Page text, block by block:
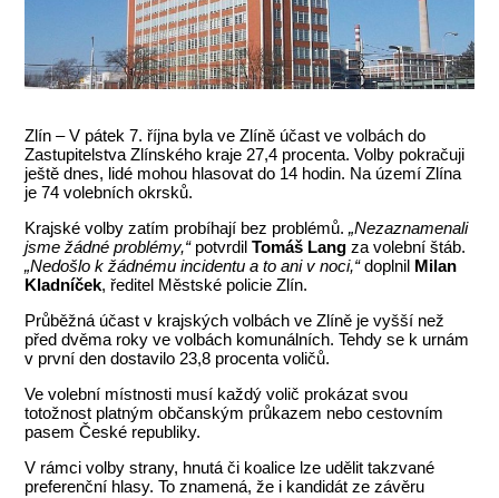
Zlín – V pátek 7. října byla ve Zlíně účast ve volbách do
Zastupitelstva Zlínského kraje 27,4 procenta. Volby pokračuji
ještě dnes, lidé mohou hlasovat do 14 hodin. Na území Zlína
je 74 volebních okrsků.
Krajské volby zatím probíhají bez problémů.„Nezaznamenali
jsme žádné problémy,“potvrdilTomáš Lang za volební štáb.
„Nedošlo k žádnému incidentu a to ani v noci,“doplnil Milan
Kladníček, ředitel Městské policie Zlín.
Průběžná účast v krajských volbách ve Zlíně je vyšší než
před dvěma roky ve volbách komunálních. Tehdy se k urnám
v první den dostavilo 23,8 procenta voličů.
Ve volební místnosti musí každý volič prokázat svou
totožnost platným občanským průkazem nebo cestovním
pasem České republiky.
V rámci volby strany, hnutá či koalice lze udělit takzvané
preferenční hlasy. To znamená, že i kandidát ze závěru